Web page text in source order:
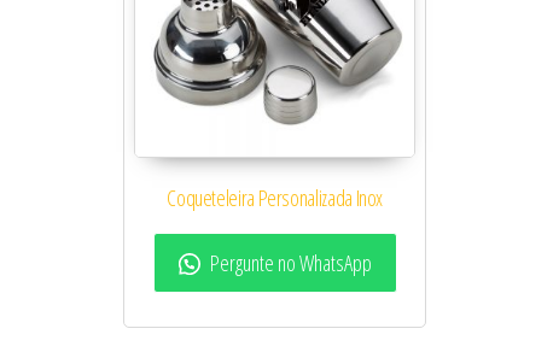
Coqueteleira Personalizada Inox
Pergunte no WhatsApp